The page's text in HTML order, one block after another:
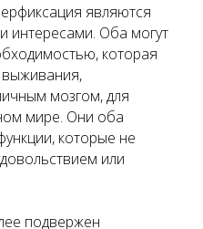
являются
интересами. Оба могут
которая
мозгом, для
мире. Они оба
которые не
или
подвержен